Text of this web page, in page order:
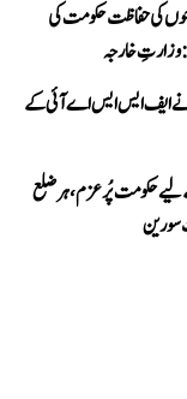
کی حفاظت حکومت کی
نے ایف ایس ایس اے آئی کے
حکومت پُرعزم، ہر ضلع